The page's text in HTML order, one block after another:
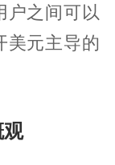
户之间可以
美元主导的